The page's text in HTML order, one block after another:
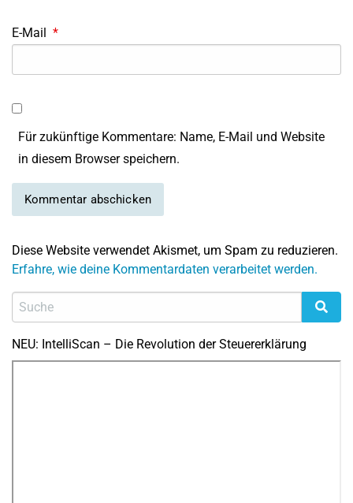
E-Mail *
Für zukünftige Kommentare: Name, E-Mail und Website
in diesem Browser speichern.
Diese Website verwendet Akismet, um Spam zu reduzieren.
Erfahre, wie deine Kommentardaten verarbeitet werden.
NEU: IntelliScan – Die Revolution der Steuererklärung